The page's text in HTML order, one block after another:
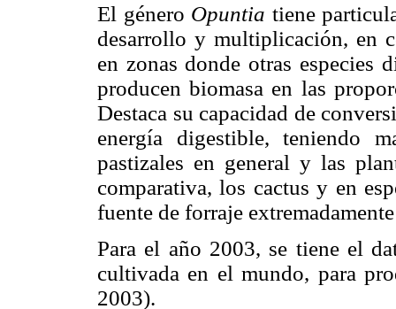
El género Opuntia tiene
desarrollo y multiplicación, en
en zonas donde otras especies
producen biomasa en las
Destaca su capacidad de
energía digestible, teniendo
pastizales en general y las
comparativa, los cactus y en
fuente de forraje
Para el año 2003, se tiene el
cultivada en el mundo, para
2003).